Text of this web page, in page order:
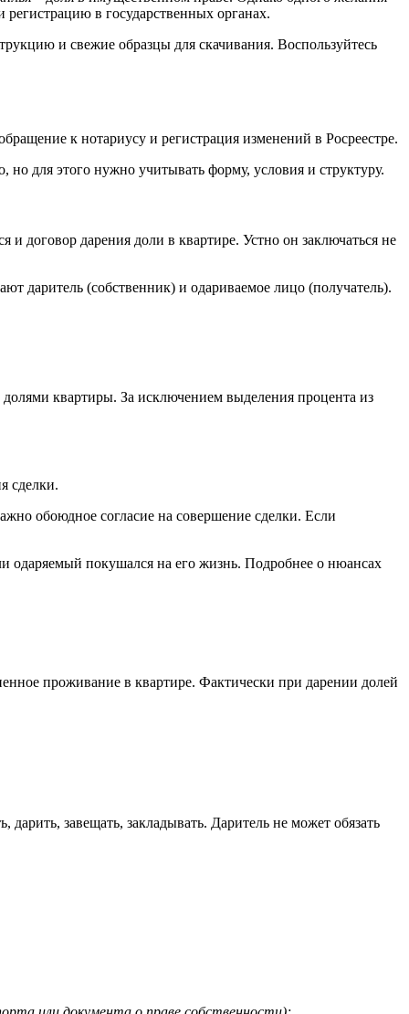
в государственных органах.
и свежие образцы для скачивания. Воспользуйтесь
к нотариусу и регистрация изменений в Росреестре.
для этого нужно учитывать форму, условия и структуру.
договор дарения доли в квартире. Устно он заключаться не
даритель (собственник) и одариваемое лицо (получатель).
долями квартиры. За исключением выделения процента из
сделки.
обоюдное согласие на совершение сделки. Если
одаряемый покушался на его жизнь. Подробнее о нюансах
проживание в квартире. Фактически при дарении долей
завещать, закладывать. Даритель не может обязать